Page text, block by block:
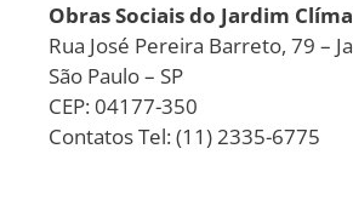
Obras Sociais do Jardim
Rua José Pereira Barreto, 79 –
São Paulo – SP
CEP: 04177-350
Contatos Tel: (11) 2335-6775